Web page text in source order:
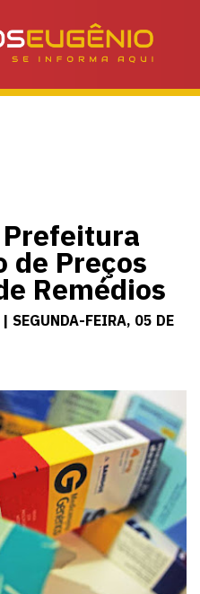
Prefeitura
de Preços
Remédios
| SEGUNDA-FEIRA, 05 DE